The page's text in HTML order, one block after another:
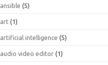
ansible (5)
art (1)
artificial intelligence (5)
audio video editor (1)